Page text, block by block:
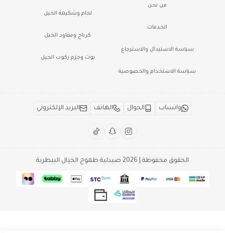
من نحن
الخدمات
سياسة الاستبدال والاسترجاع
سياسة الاستخدام والخصوصية
لجام وشكيمة الخيل
كرباج ومقاود الخيل
بوت وجزم ركوب الخيل
واتساب الجوال الهاتف البريد الإلكتروني
الحقوق محفوظة | 2026 صيدلية طموح الخيال البيطرية